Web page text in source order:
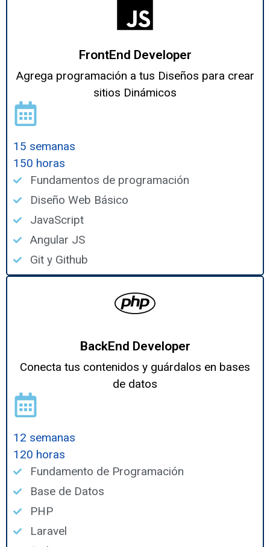
FrontEnd Developer
Agrega programación a tus Diseños para crear
sitios Dinámicos
15 semanas
150 horas
Fundamentos de programación
Diseño Web Básico
JavaScript
Angular JS
Git y Github
BackEnd Developer
Conecta tus contenidos y guárdalos en bases
de datos
12 semanas
120 horas
Fundamento de Programación
Base de Datos
PHP
Laravel